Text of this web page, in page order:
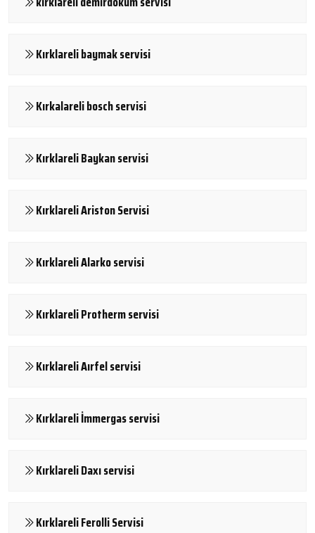
Kırklareli baymak servisi
Kırkalareli bosch servisi
Kırklareli Baykan servisi
Kırklareli Ariston Servisi
Kırklareli Alarko servisi
Kırklareli Protherm servisi
Kırklareli Aırfel servisi
Kırklareli İmmergas servisi
Kırklareli Daxı servisi
Kırklareli Ferolli Servisi